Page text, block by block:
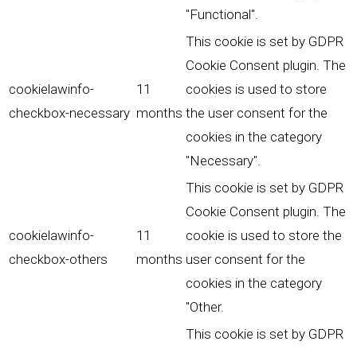
"Functional".
cookielawinfo-
checkbox-necessary
11
months
This cookie is set by GDPR
Cookie Consent plugin. The
cookies is used to store
the user consent for the
cookies in the category
"Necessary".
cookielawinfo-
checkbox-others
11
months
This cookie is set by GDPR
Cookie Consent plugin. The
cookie is used to store the
user consent for the
cookies in the category
"Other.
This cookie is set by GDPR